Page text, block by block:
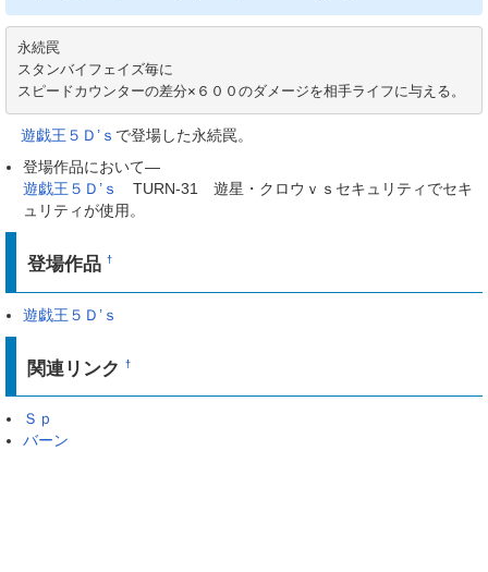
一覧
単語検索
永続罠
スタンバイフェイズ毎に
スピードカウンターの差分×６００のダメージを相手ライフに与える。
遊戯王５Ｄ’ｓ で登場した永続罠。
登場作品において―
遊戯王５Ｄ’ｓ
TURN-31 遊星・クロウｖｓセキュリティでセキ
ュリティが使用。
登場作品†
遊戯王５Ｄ’ｓ
関連リンク†
Ｓｐ
バーン